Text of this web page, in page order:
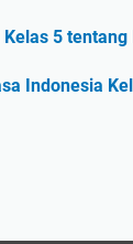
Kelas 5
Indonesia